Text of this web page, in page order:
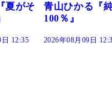
『純度
12:30